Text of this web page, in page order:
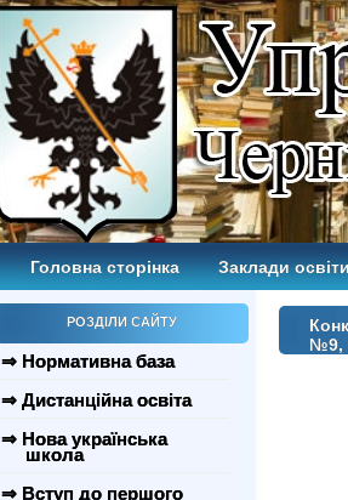
Головна сторінка Заклади
РОЗДІЛИ САЙТУ
⇒ Нормативна база
⇒ Дистанційна освіта
⇒ Нова українська
школа
⇒ Вступ до першого
№9,